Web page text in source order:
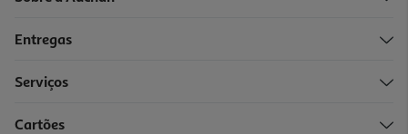
-10%
Entregas
Serviços
Cartões